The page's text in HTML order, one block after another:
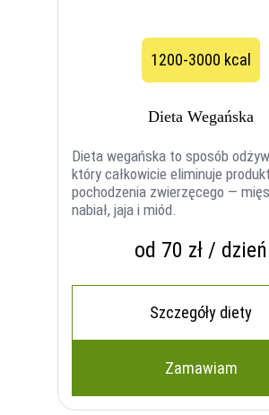
1200-3000 kcal
Dieta Wegańska
Dieta wegańska to sposób
który całkowicie eliminuje
pochodzenia zwierzęcego —
nabiał, jaja i miód.
od 70 zł / dzień
Szczegóły diety
Zamawiam